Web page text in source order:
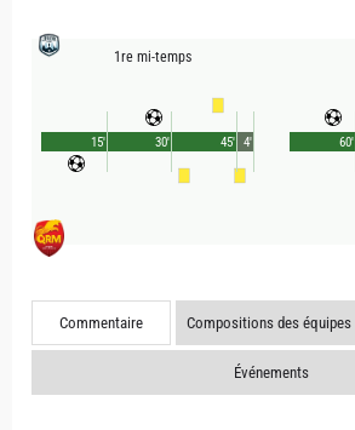
1re mi-temps
45'
15' 30' 4' 60'
Commentaire Compositions des équipes
Événements